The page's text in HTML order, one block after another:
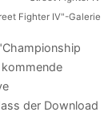
Fighter IV"-Galerie
der Download